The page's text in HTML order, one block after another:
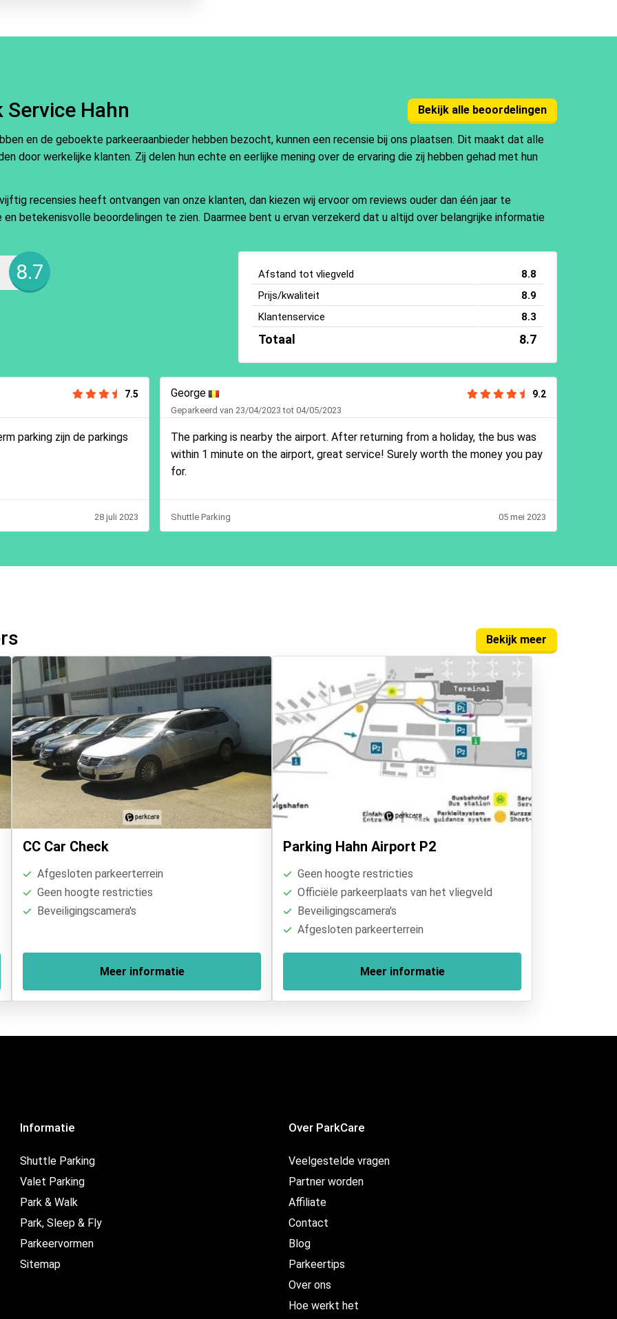
Hahn Bekijk alle beoordelingen
en de geboekte parkeeraanbieder hebben bezocht, kunnen een recensie bij ons plaatsen. Dit maakt dat alle
door werkelijke klanten. Zij delen hun echte en eerlijke mening over de ervaring die zij hebben gehad met hun
recensies heeft ontvangen van onze klanten, dan kiezen wij ervoor om reviews ouder dan één jaar te
betekenisvolle beoordelingen te zien. Daarmee bent u ervan verzekerd dat u altijd over belangrijke informatie
8.7 Afstand tot vliegveld
8.8
Prijs/kwaliteit
8.9
Klantenservice
8.3
Totaal 8.7
7.5
parking zijn de parkings
28 juli 2023
George 9.2
Geparkeerd van 23/04/2023 tot 04/05/2023
The parking is nearby the airport. After returning from a holiday, the bus was
within 1 minute on the airport, great service! Surely worth the money you pay
for.
Shuttle Parking 05 mei 2023
Bekijk meer
CC Car Check
Afgesloten parkeerterrein
Geen hoogte restricties
Beveiligingscamera's
Meer informatie
Parking Hahn Airport P2
Geen hoogte restricties
Officiële parkeerplaats van het vliegveld
Beveiligingscamera's
Afgesloten parkeerterrein
Meer informatie
Informatie
Shuttle Parking
Valet Parking
Park & Walk
Park, Sleep & Fly
Parkeervormen
Sitemap
Over ParkCare
Veelgestelde vragen
Partner worden
Affiliate
Contact
Blog
Parkeertips
Over ons
Hoe werkt het